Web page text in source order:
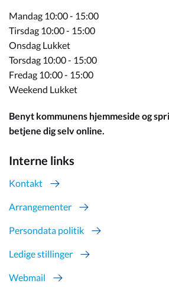
Mandag 10:00 - 15:00
Tirsdag 10:00 - 15:00
Onsdag Lukket
Torsdag 10:00 - 15:00
Fredag 10:00 - 15:00
Weekend Lukket
Benyt kommunens hjemmeside og
betjene dig selv online.
Interne links
Kontakt
Arrangementer
Persondata politik
Ledige stillinger
Webmail